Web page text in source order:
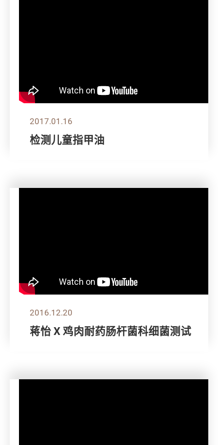
2017.01.16
检测儿童指甲油
2016.12.20
蒋怡 X 鸡肉耐药肠杆菌科细菌测试